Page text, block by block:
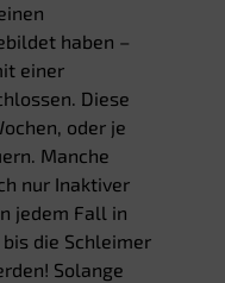
haben –
einer
Diese
oder je
Manche
nur Inaktiver
jedem Fall in
die Schleimer
Solange